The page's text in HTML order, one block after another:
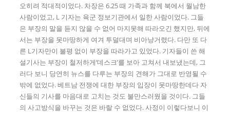
오히려 적대적이었다. 차장은 6.25 때 가족과 함께 북에서 월남한
사람이었고, L 기자는 육군 정보기관에서 일한 사람이었다. 그들
은 부장의 말을 듣지 않을 수 없어 마지못해 따라오긴 했지만, 뒤에
서는 부장을 못마땅하게 여겨 투덜대며 비아냥거렸다. 다만 또 다
른 L기자만이 불평 없이 부장을 따라가고 있었다. 기자들이 쓴 해
설기사는 부장이 철저하게‘데스크’를 보아 고쳐서 내보냈는데, 그
러다 보니 당연히 뉴스를 다루는 부장의 견해가 그대로 반영될 수
밖에 없었다. 베트남 전쟁에 대한 부장의 입장이 못마땅한데다 자
신들의 기사를 마음대로 고치는 것도 불만스러웠을 것이다. 그들
의 사고방식을 바꾸는 것은 바랄 수 없었다. 사정이 이렇다보니 이